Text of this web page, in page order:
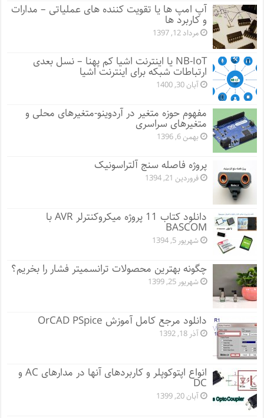
آپ امپ ها یا تقویت کننده های عملیاتی – مدارات
و کاربرد ها
مرداد 12, 1397
NB-IoT یا اینترنت اشیا کم پهنا – نسل بعدی
ارتباطات شبکه برای اینترنت اشیا
آبان 30, 1400
مفهوم حوزه متغیر در آردوینو-متغیرهای محلی و
متغیرهای سراسری
بهمن 6, 1396
پروژه فاصله سنج آلتراسونیک
فروردین 21, 1394
دانلود کتاب 11 پروژه میکروکنترلر AVR با
BASCOM
شهریور 5, 1394
چگونه بهترین محصولات ترانسمیتر فشار را بخریم؟
شهریور 25, 1399
دانلود مرجع کامل آموزش OrCAD PSpice
آذر 18, 1392
انواع اپتوکوپلر و کاربردهای آنها در مدارهای AC و
DC
آبان 20, 1399